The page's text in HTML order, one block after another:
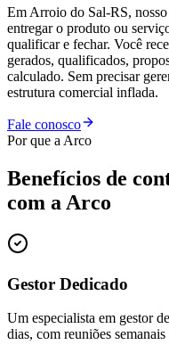
Em Arroio do Sal-RS,
entregar o produto ou
qualificar e fechar. Você
gerados, qualificados,
calculado. Sem precisar
estrutura comercial inflada.
Fale conosco
Por que a Arco
Benefícios de
com a Arco
Gestor Dedicado
Um especialista em gestor
dias, com reuniões